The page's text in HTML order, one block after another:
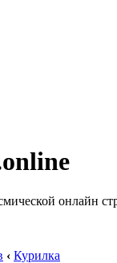
онлайн
‹ Курилка